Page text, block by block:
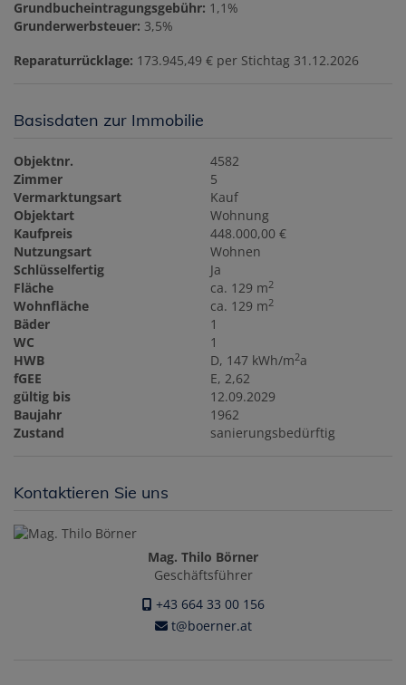
Grundbucheintragungsgebühr: 1,1%
Grunderwerbsteuer: 3,5%
Reparaturrücklage: 173.945,49 € per Stichtag 31.12.2026
Basisdaten zur Immobilie
Objektnr.
4582
Zimmer
5
Vermarktungsart
Kauf
Objektart
Wohnung
Kaufpreis
448.000,00 €
Nutzungsart
Wohnen
Schlüsselfertig
Ja
Fläche
ca. 129 m2
Wohnfläche ca. 129 m2
Bäder
1
WC
1
HWB
D, 147 kWh/m2a
fGEE
E, 2,62
gültig bis
12.09.2029
Baujahr
1962
Zustand
sanierungsbedürftig
Kontaktieren Sie uns
Mag. Thilo Börner
Geschäftsführer
+43 664 33 00 156
t@boerner.at